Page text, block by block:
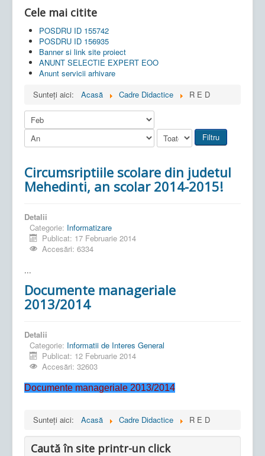
Cele mai citite
POSDRU ID 155742
POSDRU ID 156935
Banner si link site proiect
ANUNT SELECTIE EXPERT EOO
Anunt servicii arhivare
Sunteți aici:
Acasă Cadre Didactice R E D
Filtru
Circumsriptiile scolare din judetul
Mehedinti, an scolar 2014-2015!
Detalii
Categorie: Informatizare
Publicat: 17 Februarie 2014
Accesări: 6334
...
Documente manageriale
2013/2014
Detalii
Categorie: Informatii de Interes General
Publicat: 12 Februarie 2014
Accesări: 32603
Documente manageriale 2013/2014
Sunteți aici: Acasă Cadre Didactice R E D
Caută în site printr-un click